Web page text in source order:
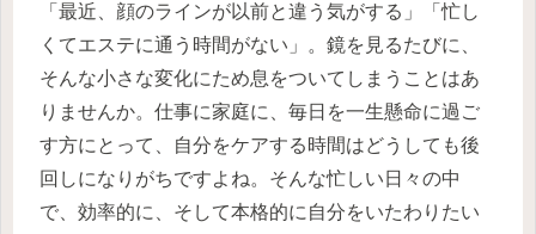
「最近、顔のラインが以前と違う気がする」「忙し
くてエステに通う時間がない」。鏡を見るたびに、
そんな小さな変化にため息をついてしまうことはあ
りませんか。仕事に家庭に、毎日を一生懸命に過ご
す方にとって、自分をケアする時間はどうしても後
回しになりがちですよね。そんな忙しい日々の中
で、効率的に、そして本格的に自分をいたわりたい